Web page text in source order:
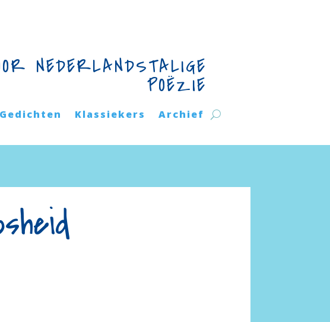
NEDERLANDSTALIGE
POËZIE
Gedichten Klassiekers Archief